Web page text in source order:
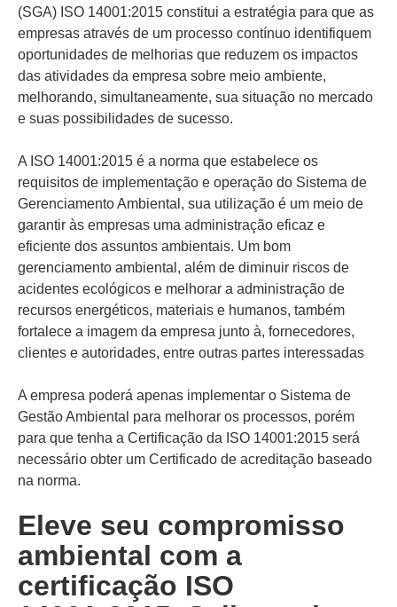
(SGA) ISO 14001:2015 constitui a estratégia para que as
empresas através de um processo contínuo identifiquem
oportunidades de melhorias que reduzem os impactos
das atividades da empresa sobre meio ambiente,
melhorando, simultaneamente, sua situação no mercado
e suas possibilidades de sucesso.
A ISO 14001:2015 é a norma que estabelece os
requisitos de implementação e operação do Sistema de
Gerenciamento Ambiental, sua utilização é um meio de
garantir às empresas uma administração eficaz e
eficiente dos assuntos ambientais. Um bom
gerenciamento ambiental, além de diminuir riscos de
acidentes ecológicos e melhorar a administração de
recursos energéticos, materiais e humanos, também
fortalece a imagem da empresa junto à, fornecedores,
clientes e autoridades, entre outras partes interessadas
A empresa poderá apenas implementar o Sistema de
Gestão Ambiental para melhorar os processos, porém
para que tenha a Certificação da ISO 14001:2015 será
necessário obter um Certificado de acreditação baseado
na norma.
Eleve seu compromisso
ambiental com a
certificação ISO